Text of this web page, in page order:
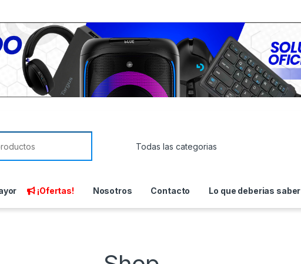
¡Ofertas! Nosotros Contacto Lo que deberias saber